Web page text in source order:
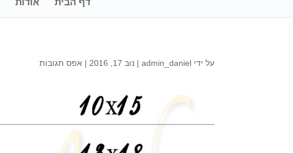
דף הבית אודות
על ידיadmin_daniel
|נוב 17, 2016 | אפס תגובות